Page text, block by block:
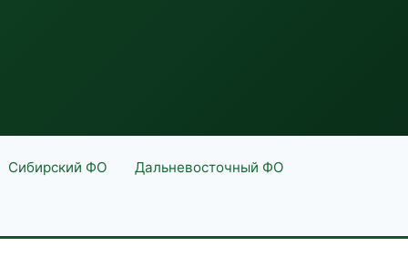
Сибирский ФО Дальневосточный ФО